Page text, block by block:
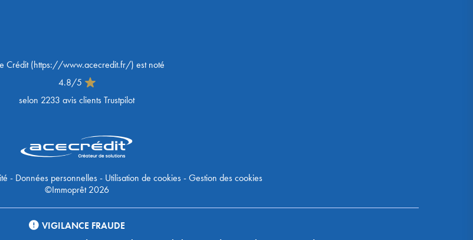
Crédit(https://www.acecredit.fr/) est noté
4.8/5
selon 2233 avis clients Trustpilot
- Données personnelles- Utilisation de cookies-Gestion des cookies
©Immoprêt 2026
VIGILANCE FRAUDE